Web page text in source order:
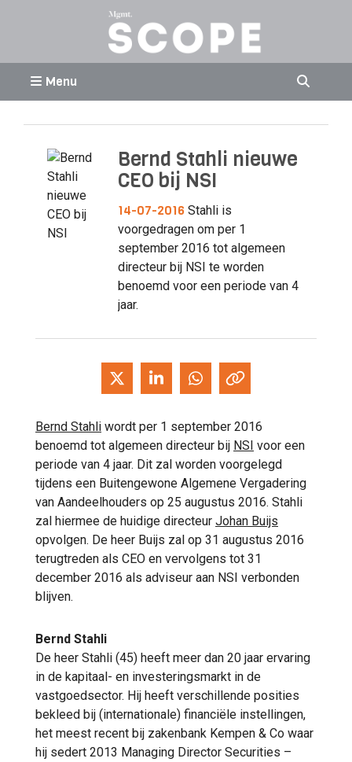
Menu
Bernd Stahli nieuwe
CEO bij NSI
14-07-2016 Stahli is
voorgedragen om per 1
september 2016 tot algemeen
directeur bij NSI te worden
benoemd voor een periode van 4
jaar.
Bernd Stahli wordt per 1 september 2016
benoemd tot algemeen directeur bij NSI voor een
periode van 4 jaar. Dit zal worden voorgelegd
tijdens een Buitengewone Algemene Vergadering
van Aandeelhouders op 25 augustus 2016. Stahli
zal hiermee de huidige directeur Johan Buijs
opvolgen. De heer Buijs zal op 31 augustus 2016
terugtreden als CEO en vervolgens tot 31
december 2016 als adviseur aan NSI verbonden
blijven.
Bernd Stahli
De heer Stahli (45) heeft meer dan 20 jaar ervaring
in de kapitaal- en investeringsmarkt in de
vastgoedsector. Hij heeft verschillende posities
bekleed bij (internationale) financiële instellingen,
het meest recent bij zakenbank Kempen & Co waar
hij sedert 2013 Managing Director Securities –